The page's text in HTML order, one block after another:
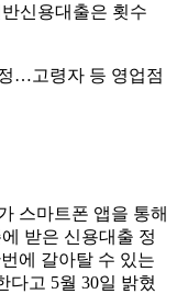
신용대출은 횟수
…고령자 등 영업점
스마트폰 앱을 통해
받은 신용대출 정
에 갈아탈 수 있는
다고 5월 30일 밝혔